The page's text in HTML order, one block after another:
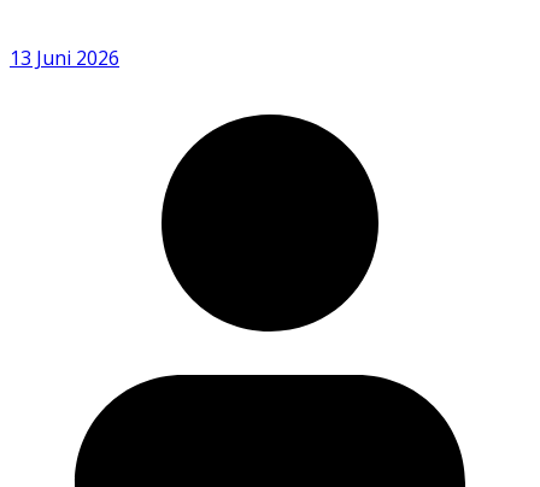
13 Juni 2026